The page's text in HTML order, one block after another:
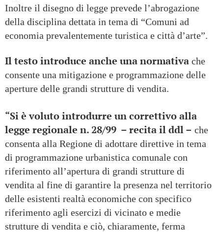
Inoltre il disegno di legge prevede l’abrogazione
della disciplina dettata in tema di “Comuni ad
economia prevalentemente turistica e città d’arte”.
Il testo introduce anche una normativa che
consente una mitigazione e programmazione delle
aperture delle grandi strutture di vendita.
“Si è voluto introdurre un correttivo alla
legge regionale n. 28/99 – recita il ddl – che
consenta alla Regione di adottare direttive in tema
di programmazione urbanistica comunale con
riferimento all’apertura di grandi strutture di
vendita al fine di garantire la presenza nel territorio
delle esistenti realtà economiche con specifico
riferimento agli esercizi di vicinato e medie
strutture di vendita e ciò, chiaramente, ferma